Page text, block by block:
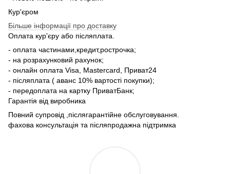
Кур'єром
Більше інформації про доставку
Оплата кур'єру або післяплата.
- оплата частинами,кредит,рострочка;
- на розрахунковий рахунок;
- онлайн оплата Visa, Mastercard, Приват24
- післяплата ( аванс 10% вартості покупки);
- передоплата на картку ПриватБанк;
Гарантія від виробника
Повний супровід ,післягарантійне обслуговування.
фахова консультація та післяпродажна підтримка